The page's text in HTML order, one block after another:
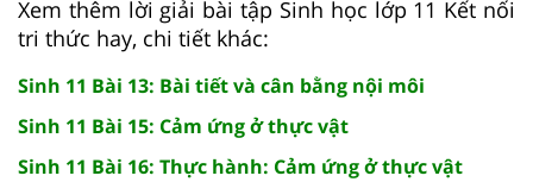
Xem thêm lời giải bài tập Sinh học lớp 11 Kết nối
tri thức hay, chi tiết khác:
Sinh 11 Bài 13: Bài tiết và cân bằng nội môi
Sinh 11 Bài 15: Cảm ứng ở thực vật
Sinh 11 Bài 16: Thực hành: Cảm ứng ở thực vật